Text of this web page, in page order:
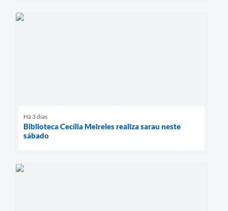
Há 3 dias
Biblioteca Cecília Meireles realiza sarau neste
sábado